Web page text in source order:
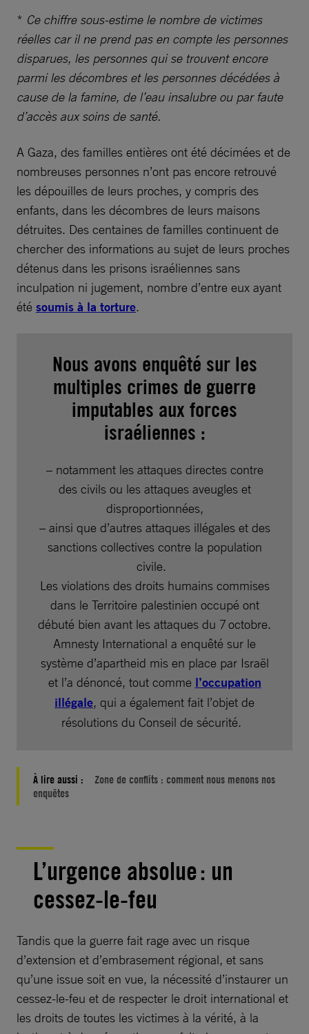
* Ce chiffre sous-estime le nombre de victimes
réelles car il ne prend pas en compte les personnes
disparues, les personnes qui se trouvent encore
parmi les décombres et les personnes décédées à
cause de la famine, de l’eau insalubre ou par faute
d’accès aux soins de santé.
A Gaza, des familles entières ont été décimées et de
nombreuses personnes n’ont pas encore retrouvé
les dépouilles de leurs proches, y compris des
enfants, dans les décombres de leurs maisons
détruites. Des centaines de familles continuent de
chercher des informations au sujet de leurs proches
détenus dans les prisons israéliennes sans
inculpation ni jugement, nombre d’entre eux ayant
été soumis à la torture.
Nous avons enquêté sur les
multiples crimes de guerre
imputables aux forces
israéliennes :
– notamment les attaques directes contre
des civils ou les attaques aveugles et
disproportionnées,
– ainsi que d’autres attaques illégales et des
sanctions collectives contre la population
civile.
Les violations des droits humains commises
dans le Territoire palestinien occupé ont
débuté bien avant les attaques du 7 octobre.
Amnesty International a enquêté sur le
système d’apartheid mis en place par Israël
et l’a dénoncé, tout comme l’occupation
illégale, qui a également fait l’objet de
résolutions du Conseil de sécurité.
À lire aussi :
Zone de conflits : comment nous menons nos
enquêtes
L’urgence absolue : un
cessez-le-feu
Tandis que la guerre fait rage avec un risque
d’extension et d’embrasement régional, et sans
qu’une issue soit en vue, la nécessité d’instaurer un
cessez-le-feu et de respecter le droit international et
les droits de toutes les victimes à la vérité, à la